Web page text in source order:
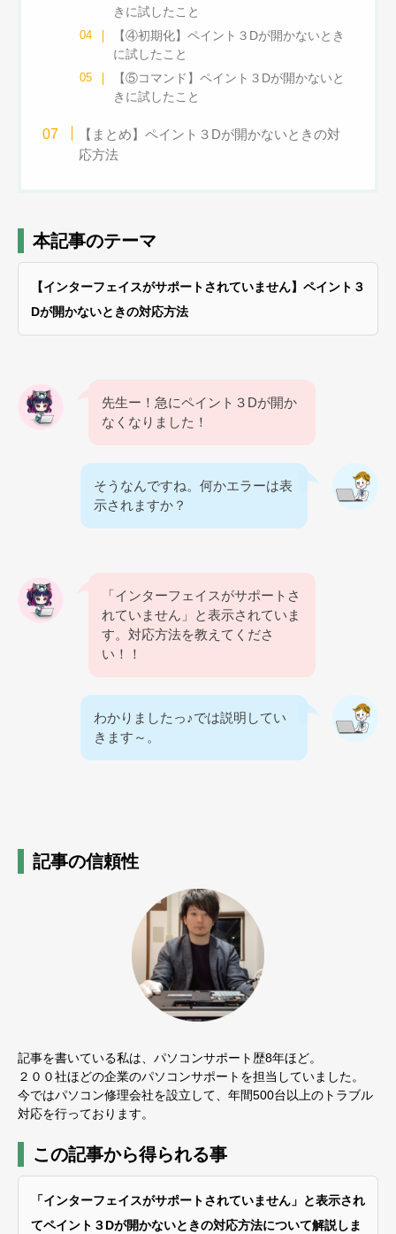
きに試したこと
【④初期化】ペイント３Dが開かないとき
に試したこと
【⑤コマンド】ペイント３Dが開かないと
きに試したこと
【まとめ】ペイント３Dが開かないときの対
応方法
本記事のテーマ
【インターフェイスがサポートされていません】ペイント３
Dが開かないときの対応方法
先生ー！急にペイント３Dが開か
なくなりました！
そうなんですね。何かエラーは表
示されますか？
「インターフェイスがサポートさ
れていません」と表示されていま
す。対応方法を教えてくださ
い！！
わかりましたっ♪では説明してい
きます～。
記事の信頼性
記事を書いている私は、パソコンサポート歴8年ほど。
２００社ほどの企業のパソコンサポートを担当していました。
今ではパソコン修理会社を設立して、年間500台以上のトラブル
対応を行っております。
この記事から得られる事
「インターフェイスがサポートされていません」と表示され
てペイント３Dが開かないときの対応方法について解説しま